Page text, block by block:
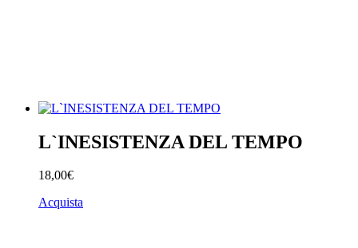
L`INESISTENZA DEL TEMPO
18,00€
Acquista